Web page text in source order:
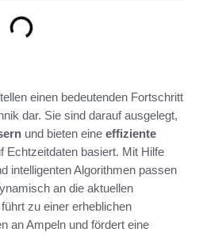
einen bedeutenden Fortschritt
dar. Sie sind darauf ausgelegt,
und bieten eine effiziente
Echtzeitdaten basiert. Mit Hilfe
intelligenten Algorithmen passen
an die aktuellen
zu einer erheblichen
an Ampeln und fördert eine